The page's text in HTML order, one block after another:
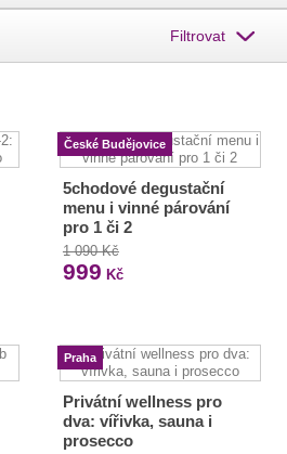
Filtrovat
České Budějovice
5chodové degustační
menu i vinné párování
pro 1 či 2
1 090 Kč
999 Kč
Praha
Privátní wellness pro
dva: vířivka, sauna i
prosecco